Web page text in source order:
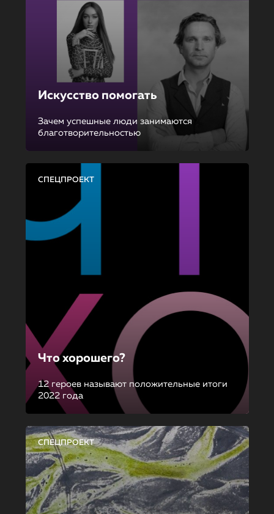
Искусство помогать
Зачем успешные люди занимаются
благотворительностью
СПЕЦПРОЕКТ
Что хорошего?
12 героев называют положительные итоги
2022 года
СПЕЦПРОЕКТ